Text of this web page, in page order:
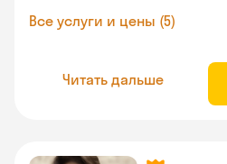
Все услуги и цены (5)
Читать дальше